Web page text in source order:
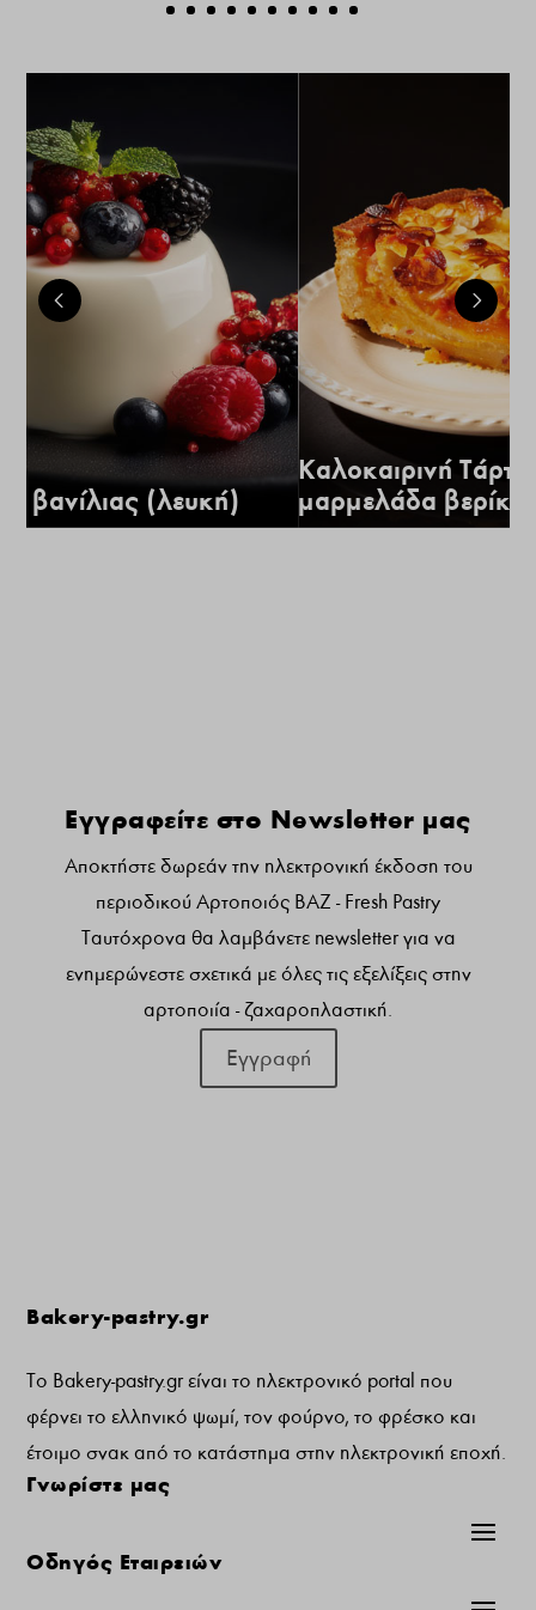
βανίλιας (λευκή)
Καλοκαιρινή
μαρμελάδα
Εγγραφείτε στο Newsletter μας
Αποκτήστε δωρεάν την ηλεκτρονική έκδοση του
περιοδικού Αρτοποιός ΒΑΖ - Fresh Pastry
Ταυτόχρονα θα λαμβάνετε newsletter για να
ενημερώνεστε σχετικά με όλες τις εξελίξεις στην
αρτοποιία - ζαχαροπλαστική.
Εγγραφή
Bakery-pastry.gr
Το Bakery-pastry.gr είναι το ηλεκτρονικό portal που
φέρνει το ελληνικό ψωμί, τον φούρνο, το φρέσκο και
έτοιμο σνακ από το κατάστημα στην ηλεκτρονική εποχή.
Γνωρίστε μας
Οδηγός Εταιρειών